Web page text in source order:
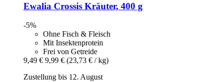
Ewalia Crossis Kräuter, 400 g
-5%
Ohne Fisch & Fleisch
Mit Insektenprotein
Frei von Getreide
9,49 € 9,99 € (23,73 € / kg)
Zustellung bis 12. August